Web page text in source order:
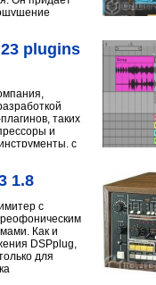
plugins
таких
и
с
1.8
с
Как и
DSPplug,
для